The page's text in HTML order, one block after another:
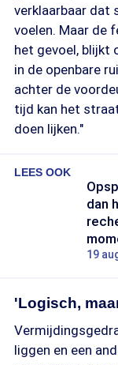
deelde de
signalement.
inmiddels is
Amsterdam
In de nacht
vrijdag 15
Weesperzijde,
haar
slachtoffer
de dader
verdachte is
Rotterdam
verklaarbaar dat
voelen. Maar de
het gevoel, blijkt
in de openbare
achter de
tijd kan het
doen lijken."
LEES OOK
dan
19
'Logisch,
liggen en een